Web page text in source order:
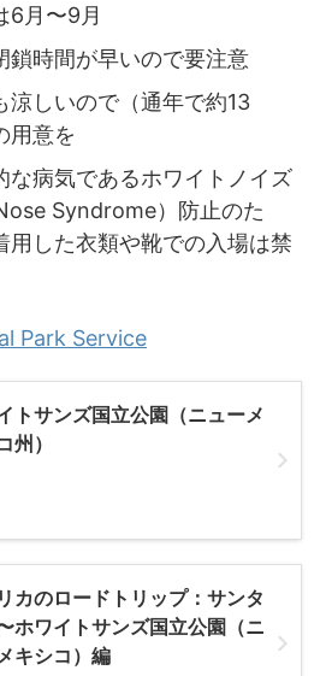
6月〜9月
鎖時間が早いので要注意
涼しいので（通年で約13
用意を
な病気であるホワイトノイズ
Syndrome）防止のた
用した衣類や靴での入場は禁
Park Service
トサンズ国立公園（ニューメ
州）
カのロードトリップ：サンタ
ホワイトサンズ国立公園（ニ
キシコ）編